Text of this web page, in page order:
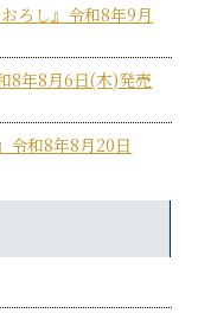
ろし』令和8年9月
8年8月6日(木)発売
令和8年8月20日